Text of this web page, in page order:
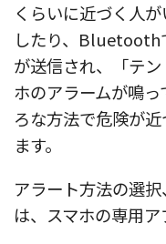
くらいに近づく人
したり、Bluetooth
が送信され、「テ
ホのアラームが鳴
ろな方法で危険が
ます。
アラート方法の選
は、スマホの専用ア